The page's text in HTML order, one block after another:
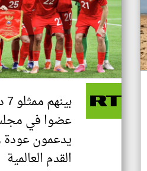
عضوا في
يدعمون عودة
القدم العالمية